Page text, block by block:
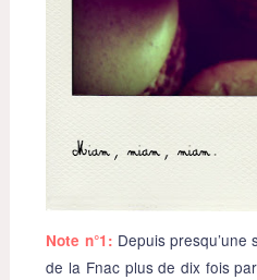
Note n°1: Depuis presqu’une
de la Fnac plus de dix fois